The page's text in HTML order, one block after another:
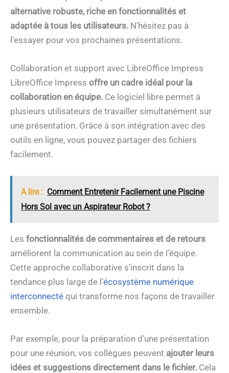
alternative robuste, riche en fonctionnalités et
adaptée à tous les utilisateurs. N’hésitez pas à
l’essayer pour vos prochaines présentations.
Collaboration et support avec LibreOffice Impress
LibreOffice Impress offre un cadre idéal pour la
collaboration en équipe. Ce logiciel libre permet à
plusieurs utilisateurs de travailler simultanément sur
une présentation. Grâce à son intégration avec des
outils en ligne, vous pouvez partager des fichiers
facilement.
A lire : Comment Entretenir Facilement une Piscine
Hors Sol avec un Aspirateur Robot ?
Les fonctionnalités de commentaires et de retours
améliorent la communication au sein de l’équipe.
Cette approche collaborative s’inscrit dans la
tendance plus large de l’écosystème numérique
interconnecté qui transforme nos façons de travailler
ensemble.
Par exemple, pour la préparation d’une présentation
pour une réunion, vos collègues peuvent ajouter leurs
idées et suggestions directement dans le fichier. Cela